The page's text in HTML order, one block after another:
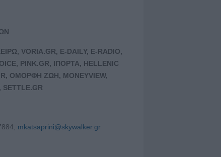
VORIA.GR, E-DAILY, E-RADIO,
, PINK.GR, ΙΠΟΡΤΑ, HELLENIC
, ΟΜΟΡΦΗ ΖΩΗ, MONEYVIEW,
SETTLE.GR
mkatsaprini@skywalker.gr